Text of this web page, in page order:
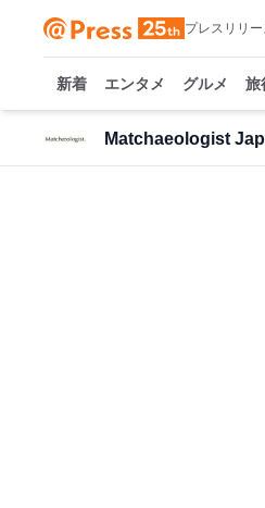
プレスリリ
新着 エンタメ グルメ 旅
Matchaeologist